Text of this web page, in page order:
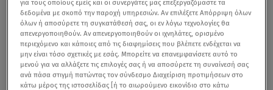
για τους οποίους εμείς και οι συνεργάτες μας επεξεργαζόμαστε τα
δεδομένα με σκοπό την παροχή υπηρεσιών. Αν επιλέξετε Απόρριψη όλων
όλων ή αποσύρετε τη συγκατάθεσή σας, οι εν λόγω τεχνολογίες θα
απενεργοποιηθούν. Αν απενεργοποιηθούν οι ιχνηλάτες, ορισμένο
περιεχόμενο και κάποιες από τις διαφημίσεις που βλέπετε ενδέχεται να
μην είναι τόσο σχετικές με εσάς. Μπορείτε να επανεμφανίσετε αυτό το
μενού για να αλλάξετε τις επιλογές σας ή να αποσύρετε τη συναίνεσή σας
ανά πάσα στιγμή πατώντας τον σύνδεσμο Διαχείριση προτιμήσεων στο
κάτω μέρος της ιστοσελίδας [ή το αιωρούμενο εικονίδιο στο κάτω